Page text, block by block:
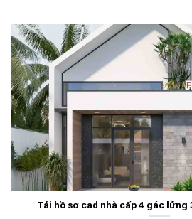
Tải hồ sơ cad nhà cấp 4 gác lửng